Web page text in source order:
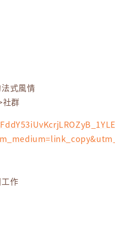
式風情
社群
作